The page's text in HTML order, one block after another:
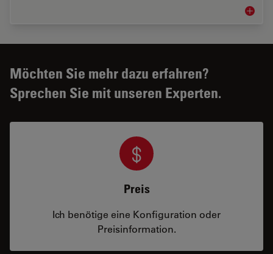
Möchten Sie mehr dazu erfahren?
Sprechen Sie mit unseren Experten.
Preis
Ich benötige eine Konfiguration oder
Preisinformation.